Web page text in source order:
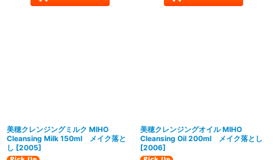
美穂クレンジングミルク MIHO
Cleansing Milk 150ml メイク落と
し [2005]
美穂クレンジングオイル MIHO
Cleansing Oil 200ml メイク落とし
[2006]